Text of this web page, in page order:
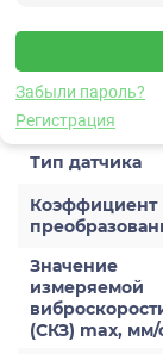
Забыли пароль?
Регистрация
Датчик
Тип датчика
Коэффициент
Значение
измеряемой
(СКЗ) max, мм/